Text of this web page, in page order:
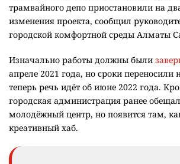
трамвайного депо приостановили на
изменения проекта, сообщил
городской комфортной среды Алматы
Изначально работы должны были
апреле 2021 года, но сроки переносили
теперь речь идёт об июне 2022 года.
городская администрация ранее
молодёжный центр, но появится там,
креативный хаб.